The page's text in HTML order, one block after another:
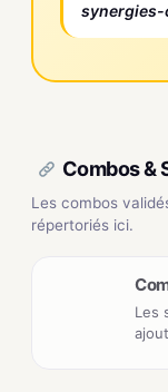
synergies-
Combos &
Les combos
répertoriés ici.
Les